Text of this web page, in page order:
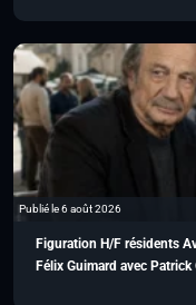
Publié le 6 août 2026
Figuration H/F résidents
Félix Guimard avec